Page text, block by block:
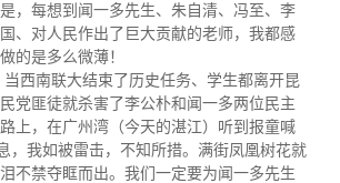
，每想到闻一多先生、朱自清、冯至、李
、对人民作出了巨大贡献的老师，我都感
的是多么微薄！
西南联大结束了历史任务、学生都离开昆
党匪徒就杀害了李公朴和闻一多两位民主
上，在广州湾（今天的湛江）听到报童喊
，我如被雷击，不知所措。满街凤凰树花就
不禁夺眶而出。我们一定要为闻一多先生